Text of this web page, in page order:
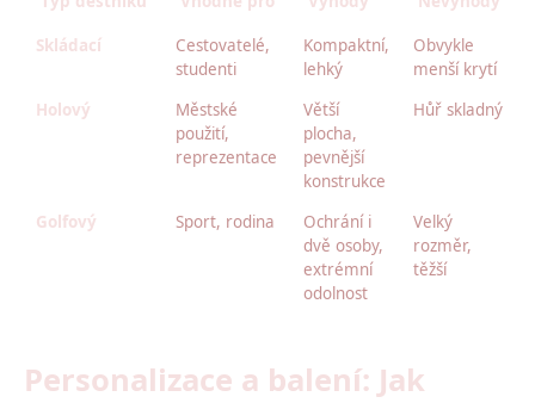
Skládací
Cestovatelé,
studenti
Kompaktní,
lehký
Obvykle
menší krytí
Holový
Městské
použití,
reprezentace
Větší
plocha,
pevnější
konstrukce
Hůř skladný
Golfový Sport, rodina
Ochrání i
dvě osoby,
extrémní
odolnost
Velký
rozměr,
těžší
Personalizace a balení: Jak